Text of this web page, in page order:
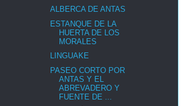
ALBERCA DE ANTAS
ESTANQUE DE LA
HUERTA DE LOS
MORALES
LINGUAKE
PASEO CORTO POR
ANTAS Y EL
ABREVADERO Y
FUENTE DE ...